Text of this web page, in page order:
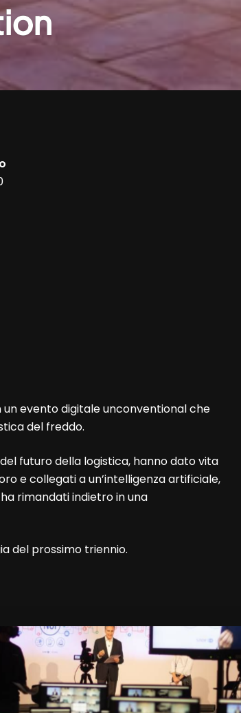
un evento digitale unconventional che
del freddo.
futuro della logistica, hanno dato vita
e collegati a un’intelligenza artificiale,
rimandati indietro in una
del prossimo triennio.